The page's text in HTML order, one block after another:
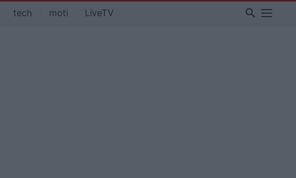
tech moti LiveTV search